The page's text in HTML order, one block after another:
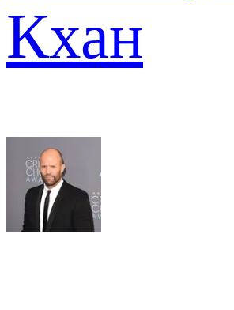
Кхан